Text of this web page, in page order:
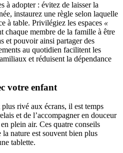
à adopter : évitez de laisser la
instaurez une règle selon laquelle
à table. Privilégiez les espaces «
chaque membre de la famille à être
et pouvoir ainsi partager des
au quotidien facilitent les
et réduisent la dépendance
votre enfant
rivé aux écrans, il est temps
et de l’accompagner en douceur
plein air. Ces quatre conseils
nature est souvent bien plus
tablette.